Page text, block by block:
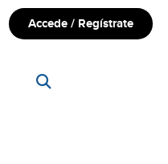
Accede / Regístrate